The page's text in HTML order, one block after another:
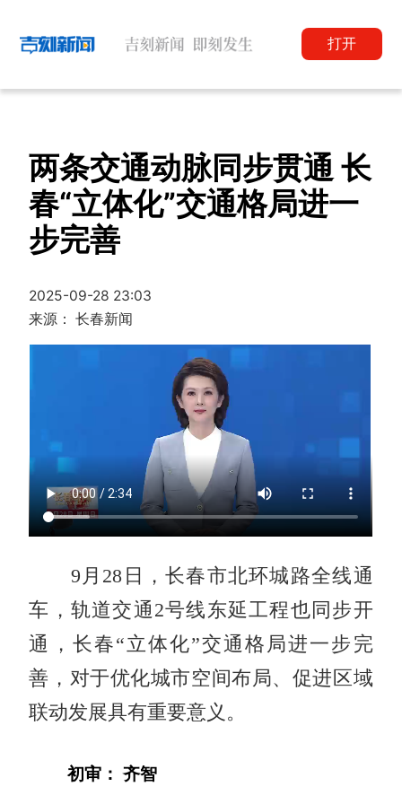
打开
两条交通动脉同步贯通 长
春“立体化”交通格局进一
步完善
2025-09-28 23:03
来源： 长春新闻
9月28日，长春市北环城路全线通
车，轨道交通2号线东延工程也同步开
通，长春“立体化”交通格局进一步完
善，对于优化城市空间布局、促进区域
联动发展具有重要意义。
初审： 齐智